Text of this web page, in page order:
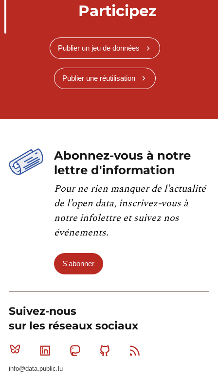
Participez
Publier un jeu de données
Publier une réutilisation
Abonnez-vous à notre
lettre d'information
Pour ne rien manquer de l’actualité
de l’open data, inscrivez-vous à
notre infolettre et suivez nos
événements.
S'abonner
Suivez-nous
sur les réseaux sociaux
Bluesky Linkedin MastodonGithub
info@data.public.lu